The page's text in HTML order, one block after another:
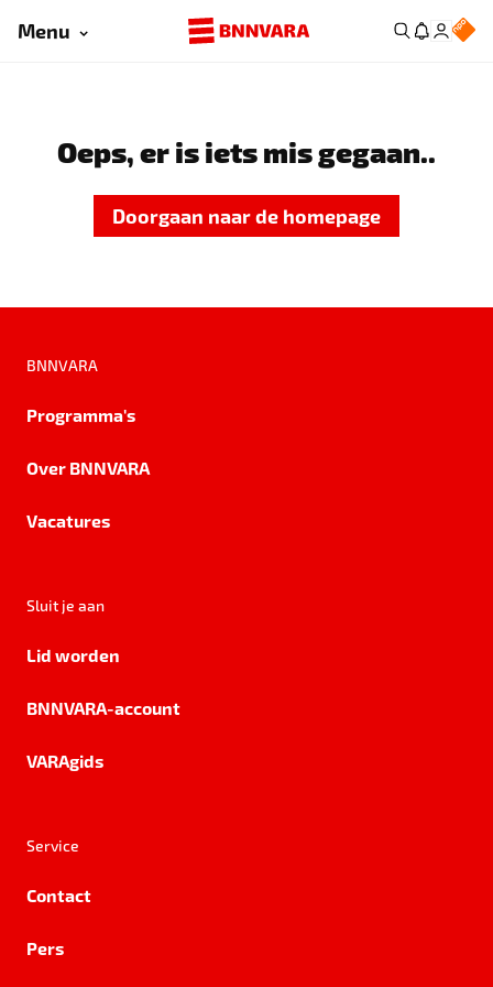
Menu
Oeps, er is iets mis gegaan..
Doorgaan naar de homepage
BNNVARA
Programma's
Over BNNVARA
Vacatures
Sluit je aan
Lid worden
BNNVARA-account
VARAgids
Service
Contact
Pers